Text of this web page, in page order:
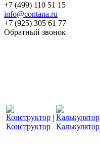
+7 (499) 110 51 15
info@contana.ru
+7 (925) 305 61 77
Обратный звонок
Конструктор
|
Калькулятор